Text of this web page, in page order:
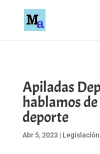
Apiladas
hablamos
deporte
Abr 5, 2023 | Legislación